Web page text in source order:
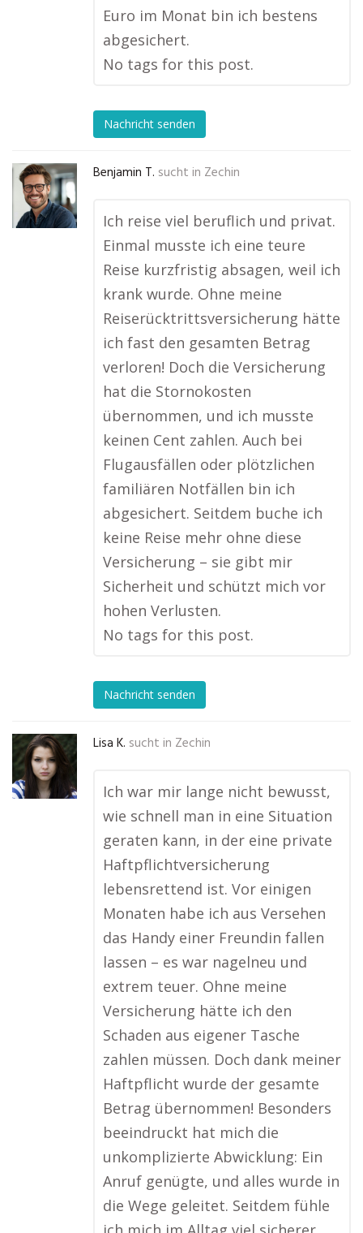
Euro im Monat bin ich bestens
abgesichert.
No tags for this post.
Nachricht senden
Benjamin T. sucht in Zechin
Ich reise viel beruflich und privat.
Einmal musste ich eine teure
Reise kurzfristig absagen, weil ich
krank wurde. Ohne meine
Reiserücktrittsversicherung hätte
ich fast den gesamten Betrag
verloren! Doch die Versicherung
hat die Stornokosten
übernommen, und ich musste
keinen Cent zahlen. Auch bei
Flugausfällen oder plötzlichen
familiären Notfällen bin ich
abgesichert. Seitdem buche ich
keine Reise mehr ohne diese
Versicherung – sie gibt mir
Sicherheit und schützt mich vor
hohen Verlusten.
No tags for this post.
Nachricht senden
Lisa K. sucht in Zechin
Ich war mir lange nicht bewusst,
wie schnell man in eine Situation
geraten kann, in der eine private
Haftpflichtversicherung
lebensrettend ist. Vor einigen
Monaten habe ich aus Versehen
das Handy einer Freundin fallen
lassen – es war nagelneu und
extrem teuer. Ohne meine
Versicherung hätte ich den
Schaden aus eigener Tasche
zahlen müssen. Doch dank meiner
Haftpflicht wurde der gesamte
Betrag übernommen! Besonders
beeindruckt hat mich die
unkomplizierte Abwicklung: Ein
Anruf genügte, und alles wurde in
die Wege geleitet. Seitdem fühle